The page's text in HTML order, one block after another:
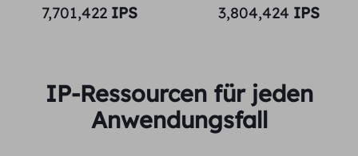
7,701,422 IPS 3,804,424 IPS
IP-Ressourcen für jeden
Anwendungsfall